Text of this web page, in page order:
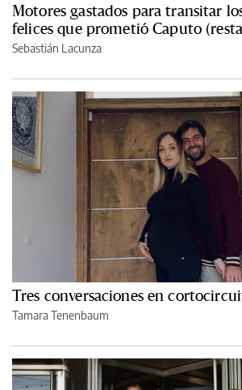
Motores gastados para transitar
felices que prometió Caputo
Sebastián Lacunza
Tres conversaciones en
Tamara Tenenbaum